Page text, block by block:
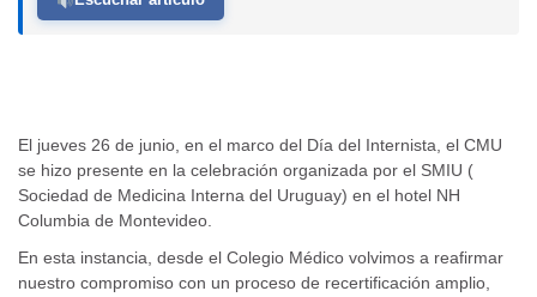
El jueves 26 de junio, en el marco del Día del Internista, el CMU
se hizo presente en la celebración organizada por el SMIU (
Sociedad de Medicina Interna del Uruguay) en el hotel NH
Columbia de Montevideo.
En esta instancia, desde el Colegio Médico volvimos a reafirmar
nuestro compromiso con un proceso de recertificación amplio,